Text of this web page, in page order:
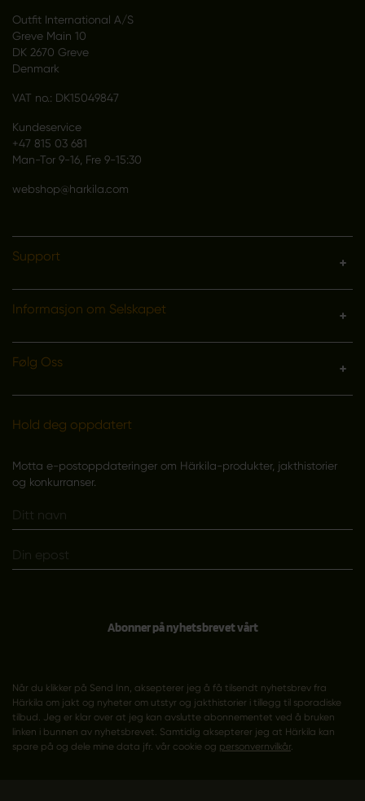
Outfit International A/S
Greve Main 10
DK 2670 Greve
Denmark
VAT no.: DK15049847
Kundeservice
+47 815 03 681
Man-Tor 9-16, Fre 9-15:30
webshop@harkila.com
Support
Informasjon om Selskapet
Følg Oss
Hold deg oppdatert
Motta e-postoppdateringer om Härkila-produkter, jakthistorier
og konkurranser.
Abonner på nyhetsbrevet vårt
Når du klikker på Send Inn, aksepterer jeg å få tilsendt nyhetsbrev fra
Härkila om jakt og nyheter om utstyr og jakthistorier i tillegg til sporadiske
tilbud. Jeg er klar over at jeg kan avslutte abonnementet ved å bruken
linken i bunnen av nyhetsbrevet. Samtidig aksepterer jeg at Härkila kan
spare på og dele mine data jfr. vår cookie og personvernvilkår.